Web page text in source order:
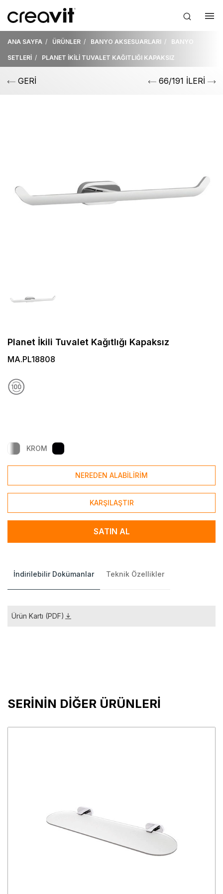
ANA SAYFA ÜRÜNLER BANYO AKSESUARLARI BANYO
SETLERİ PLANET İKİLİ TUVALET KAĞITLIĞI KAPAKSIZ
GERİ 66/191 İLERİ
Planet İkili Tuvalet Kağıtlığı Kapaksız
MA.PL18808
KROM
NEREDEN ALABİLİRİM
KARŞILAŞTIR
SATIN AL
İndirilebilir Dokümanlar Teknik Özellikler
Ürün Kartı (PDF)
SERİNİN DİĞER ÜRÜNLERİ